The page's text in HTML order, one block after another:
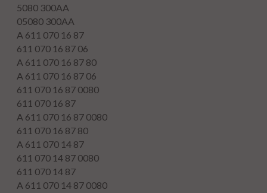
5080 300AA
05080 300AA
A 611 070 16 87
611 070 16 87 06
A 611 070 16 87 80
A 611 070 16 87 06
611 070 16 87 0080
611 070 16 87
A 611 070 16 87 0080
611 070 16 87 80
A 611 070 14 87
611 070 14 87 0080
611 070 14 87
A 611 070 14 87 0080